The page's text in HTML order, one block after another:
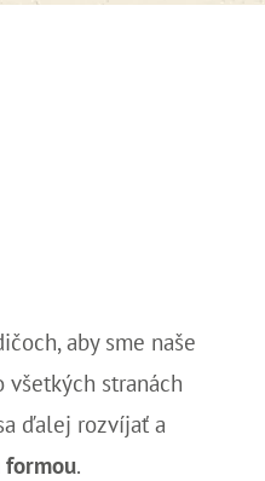
aby sme naše
stranách
ďalej rozvíjať a
formou.